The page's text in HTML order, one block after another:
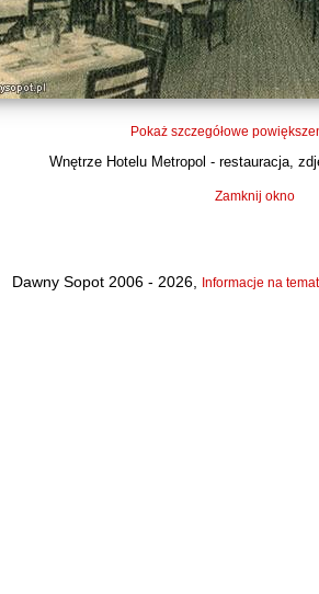
Pokaż szczegółowe
Wnętrze Hotelu Metropol - restauracja,
Zamknij okno
Dawny Sopot 2006 - 2026, Informacje na